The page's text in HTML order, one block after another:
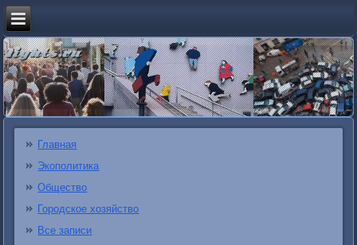
Главная
Экополитика
Общество
Городское хозяйство
Все записи